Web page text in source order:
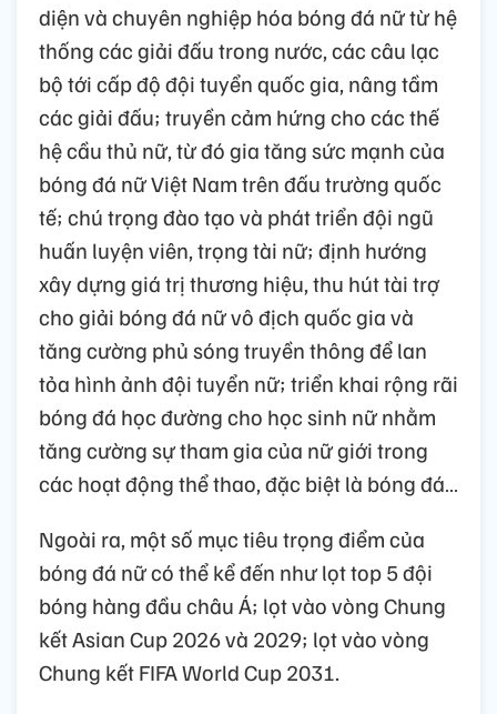
diện và chuyên nghiệp hóa bóng đá nữ từ hệ
thống các giải đấu trong nước, các câu lạc
bộ tới cấp độ đội tuyển quốc gia, nâng tầm
các giải đấu; truyền cảm hứng cho các thế
hệ cầu thủ nữ, từ đó gia tăng sức mạnh của
bóng đá nữ Việt Nam trên đấu trường quốc
tế; chú trọng đào tạo và phát triển đội ngũ
huấn luyện viên, trọng tài nữ; định hướng
xây dựng giá trị thương hiệu, thu hút tài trợ
cho giải bóng đá nữ vô địch quốc gia và
tăng cường phủ sóng truyền thông để lan
tỏa hình ảnh đội tuyển nữ; triển khai rộng rãi
bóng đá học đường cho học sinh nữ nhằm
tăng cường sự tham gia của nữ giới trong
các hoạt động thể thao, đặc biệt là bóng đá…
Ngoài ra, một số mục tiêu trọng điểm của
bóng đá nữ có thể kể đến như lọt top 5 đội
bóng hàng đầu châu Á; lọt vào vòng Chung
kết Asian Cup 2026 và 2029; lọt vào vòng
Chung kết FIFA World Cup 2031.